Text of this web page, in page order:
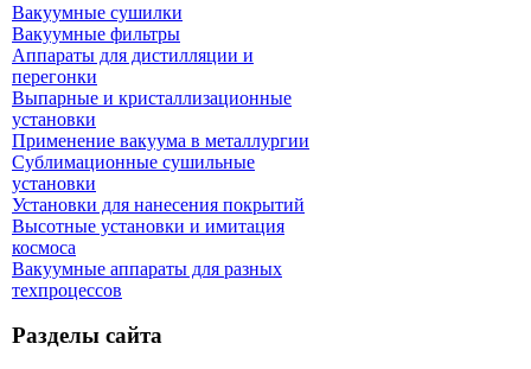
Вакуумные сушилки
Вакуумные фильтры
Аппараты для дистилляции и
перегонки
Выпарные и кристаллизационные
установки
Применение вакуума в металлургии
Сублимационные сушильные
установки
Установки для нанесения покрытий
Высотные установки и имитация
космоса
Вакуумные аппараты для разных
техпроцессов
Разделы сайта